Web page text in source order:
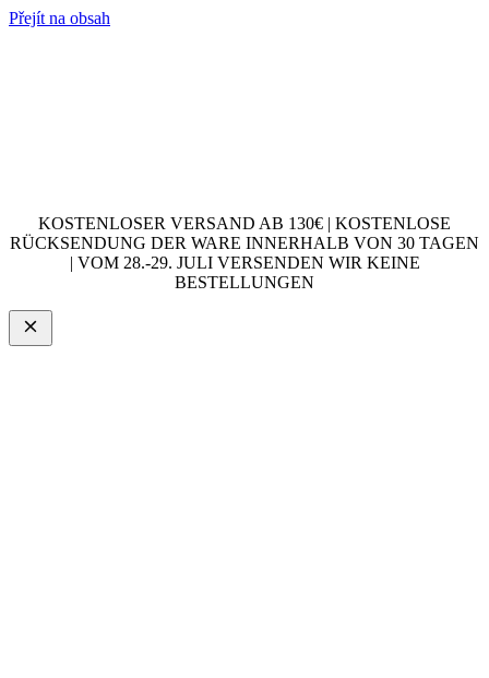
Přejít na obsah
KOSTENLOSER VERSAND AB 130€ | KOSTENLOSE
RÜCKSENDUNG DER WARE INNERHALB VON 30 TAGEN
| VOM 28.-29. JULI VERSENDEN WIR KEINE
BESTELLUNGEN